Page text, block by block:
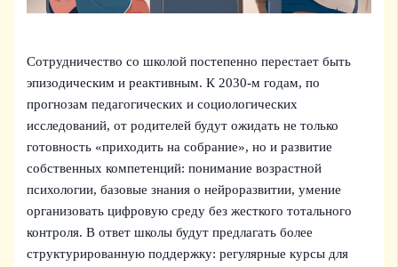
Сотрудничество со школой постепенно перестает быть
эпизодическим и реактивным. К 2030‑м годам, по
прогнозам педагогических и социологических
исследований, от родителей будут ожидать не только
готовность «приходить на собрание», но и развитие
собственных компетенций: понимание возрастной
психологии, базовые знания о нейроразвитии, умение
организовать цифровую среду без жесткого тотального
контроля. В ответ школы будут предлагать более
структурированную поддержку: регулярные курсы для